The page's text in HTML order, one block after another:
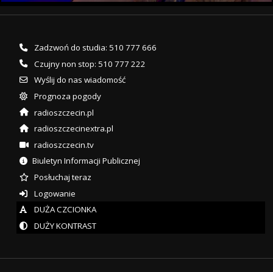
Zadzwoń do studia: 510 777 666
Czujny non stop: 510 777 222
Wyślij do nas wiadomość
Prognoza pogody
radioszczecin.pl
radioszczecinextra.pl
radioszczecin.tv
Biuletyn Informacji Publicznej
Posłuchaj teraz
Logowanie
DUŻA CZCIONKA
DUŻY KONTRAST